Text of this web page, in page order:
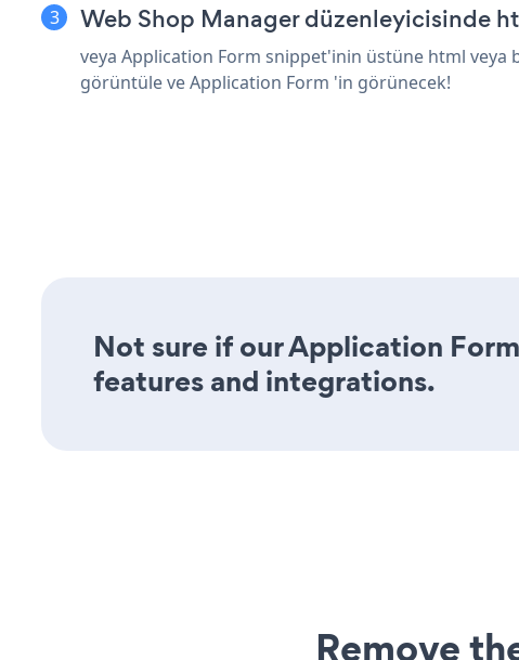
Web Shop Manager düzenleyicisinde
veya Application Form snippet'inin üstüne html veya
görüntüle ve Application Form 'in görünecek!
Not sure if our Application
features and integrations.
Remove